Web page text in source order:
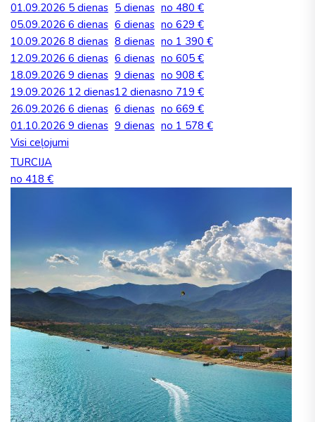
01.09.2026 5 dienas 5 dienas no 480 €
05.09.2026 6 dienas 6 dienas no 629 €
10.09.2026 8 dienas 8 dienas no 1 390 €
12.09.2026 6 dienas 6 dienas no 605 €
18.09.2026 9 dienas 9 dienas no 908 €
19.09.2026 12 dienas12 dienasno 719 €
26.09.2026 6 dienas 6 dienas no 669 €
01.10.2026 9 dienas 9 dienas no 1 578 €
Visi ceļojumi
TURCIJA
no 418 €